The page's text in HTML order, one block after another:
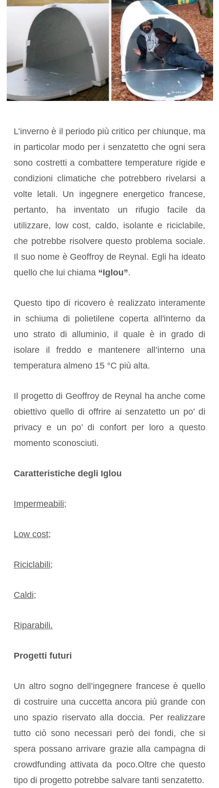
L’inverno è il periodo più critico per chiunque, ma
in particolar modo per i senzatetto che ogni sera
sono costretti a combattere temperature rigide e
condizioni climatiche che potrebbero rivelarsi a
volte letali. Un ingegnere energetico francese,
pertanto, ha inventato un rifugio facile da
utilizzare, low cost, caldo, isolante e riciclabile,
che potrebbe risolvere questo problema sociale.
Il suo nome è Geoffroy de Reynal. Egli ha ideato
quello che lui chiama “Iglou”.
Questo tipo di ricovero è realizzato interamente
in schiuma di polietilene coperta all'interno da
uno strato di alluminio, il quale è in grado di
isolare il freddo e mantenere all’interno una
temperatura almeno 15 °C più alta.
Il progetto di Geoffroy de Reynal ha anche come
obiettivo quello di offrire ai senzatetto un po’ di
privacy e un po’ di confort per loro a questo
momento sconosciuti.
Caratteristiche degli Iglou
Impermeabili;
Low cost;
Riciclabili;
Caldi;
Riparabili.
Progetti futuri
Un altro sogno dell’ingegnere francese è quello
di costruire una cuccetta ancora più grande con
uno spazio riservato alla doccia. Per realizzare
tutto ciò sono necessari però dei fondi, che si
spera possano arrivare grazie alla campagna di
crowdfunding attivata da poco.Oltre che questo
tipo di progetto potrebbe salvare tanti senzatetto.